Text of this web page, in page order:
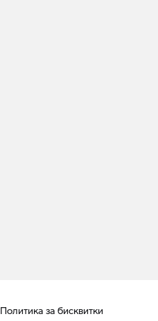
Политика за бисквитки